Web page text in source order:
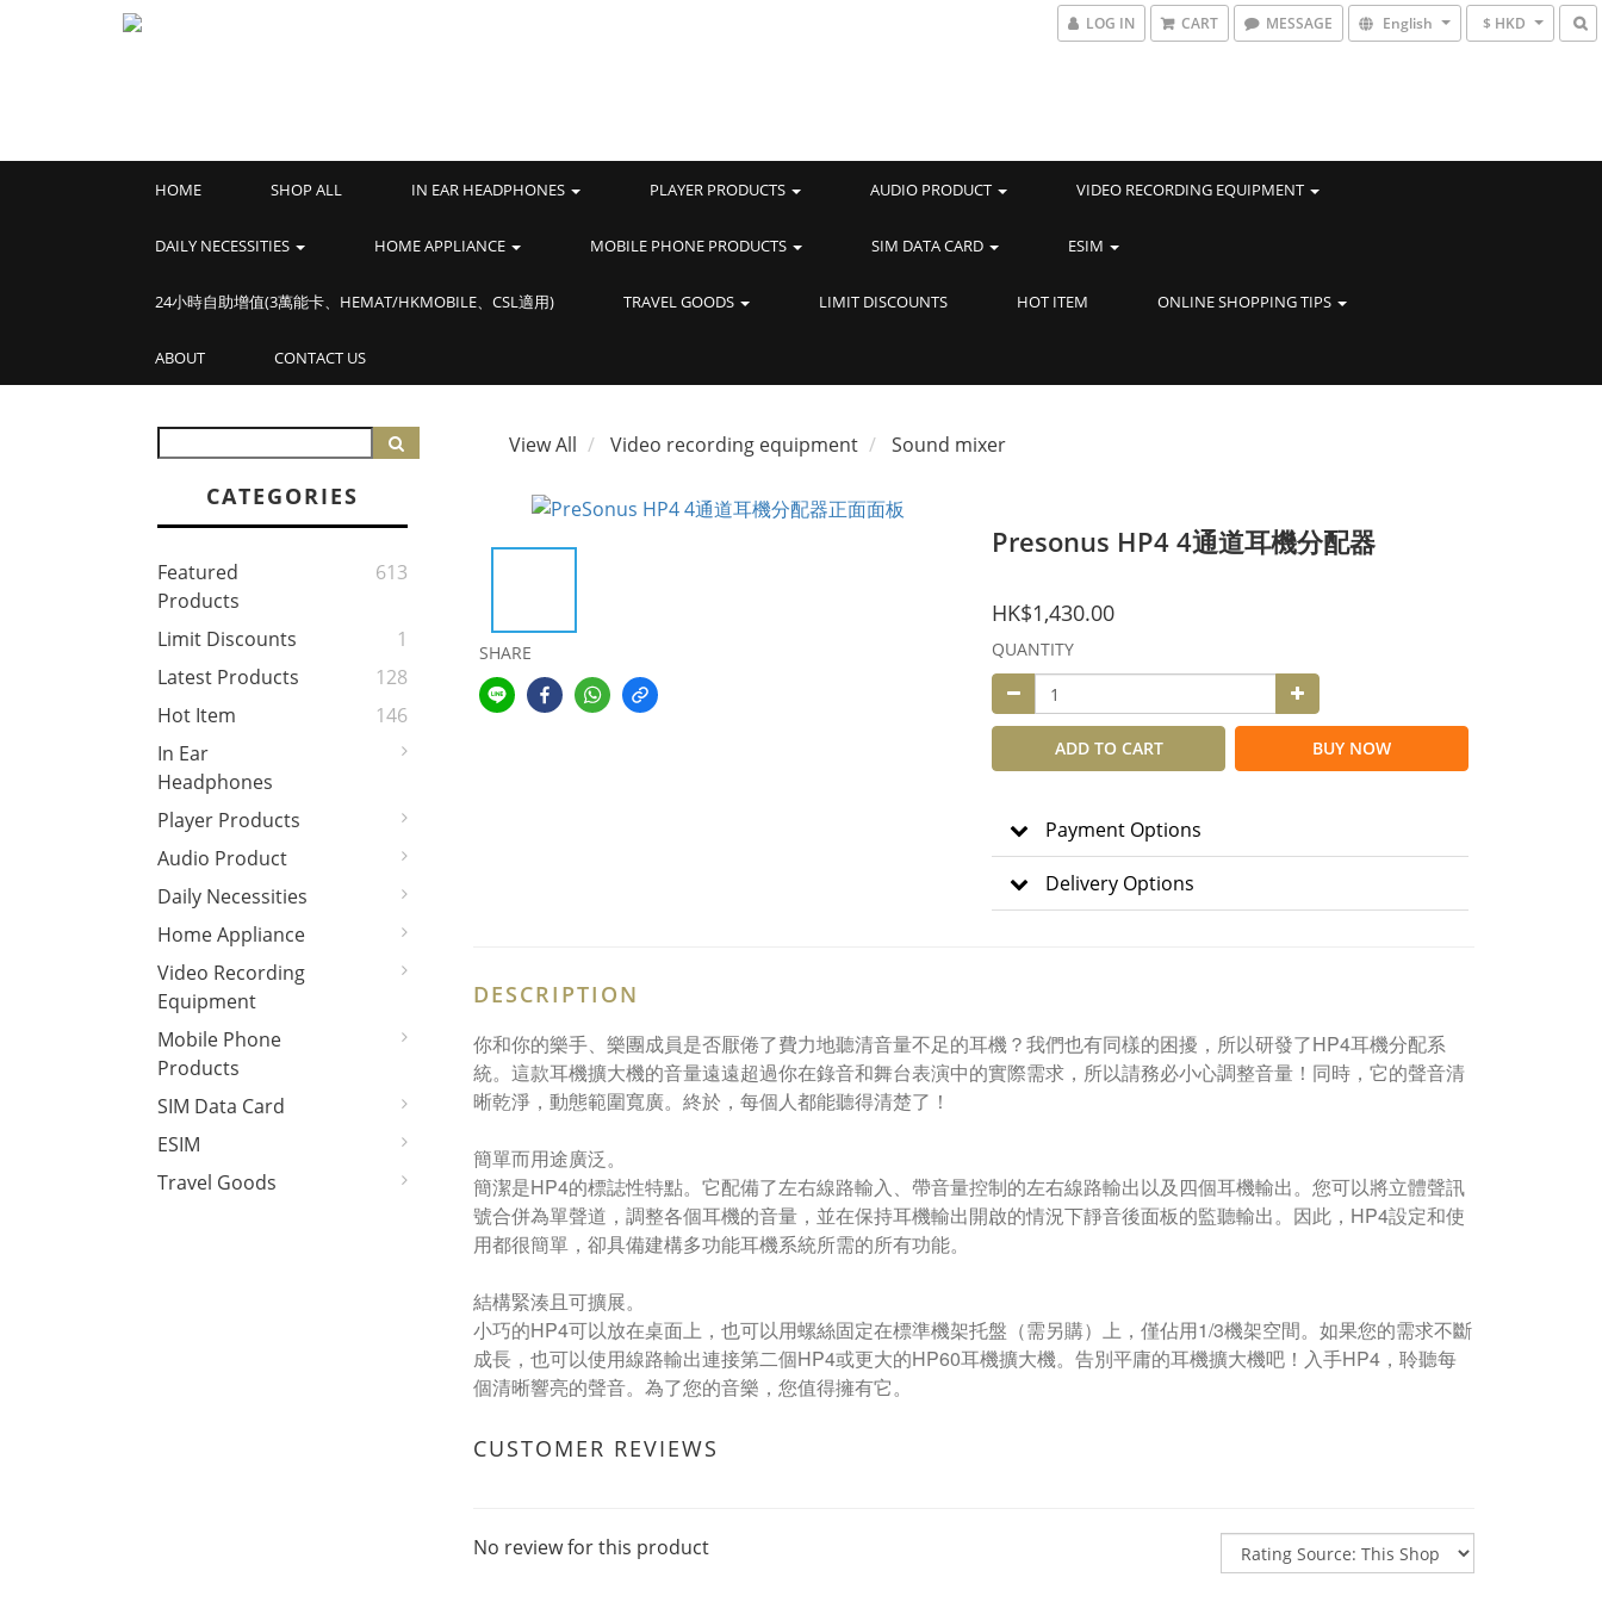
LOG IN CART MESSAGE English $ HKD
HOME SHOP ALL IN EAR HEADPHONES PLAYER PRODUCTS AUDIO PRODUCT VIDEO RECORDING EQUIPMENT
DAILY NECESSITIES HOME APPLIANCE MOBILE PHONE PRODUCTS SIM DATA CARD ESIM
24小時自助增值(3萬能卡、HEMAT/HKMOBILE、CSL適用) TRAVEL GOODS LIMIT DISCOUNTS HOT ITEM ONLINE SHOPPING TIPS
ABOUT CONTACT US
CATEGORIES
Featured
Products
613
Limit Discounts
1
Latest Products
128
Hot Item
146
In Ear
Headphones
Player Products
Audio Product
Daily Necessities
Home Appliance
Video Recording
Equipment
Mobile Phone
Products
SIM Data Card
ESIM
Travel Goods
View All Video recording equipment Sound mixer
SHARE
Presonus HP4 4通道耳機分配器
HK$1,430.00
QUANTITY
ADD TO CART BUY NOW
Payment Options
Delivery Options
DESCRIPTION
你和你的樂手、樂團成員是否厭倦了費力地聽清音量不足的耳機？我們也有同樣的困擾，所以研發了HP4耳機分配系
統。這款耳機擴大機的音量遠遠超過你在錄音和舞台表演中的實際需求，所以請務必小心調整音量！同時，它的聲音清
晰乾淨，動態範圍寬廣。終於，每個人都能聽得清楚了！
簡單而用途廣泛。
簡潔是HP4的標誌性特點。它配備了左右線路輸入、帶音量控制的左右線路輸出以及四個耳機輸出。您可以將立體聲訊
號合併為單聲道，調整各個耳機的音量，並在保持耳機輸出開啟的情況下靜音後面板的監聽輸出。因此，HP4設定和使
用都很簡單，卻具備建構多功能耳機系統所需的所有功能。
結構緊湊且可擴展。
小巧的HP4可以放在桌面上，也可以用螺絲固定在標準機架托盤（需另購）上，僅佔用1/3機架空間。如果您的需求不斷
成長，也可以使用線路輸出連接第二個HP4或更大的HP60耳機擴大機。告別平庸的耳機擴大機吧！入手HP4，聆聽每
個清晰響亮的聲音。為了您的音樂，您值得擁有它。
CUSTOMER REVIEWS
No review for this product